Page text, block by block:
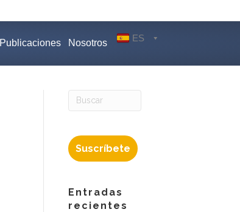
Publicaciones Nosotros ES
Suscríbete
Entradas
recientes